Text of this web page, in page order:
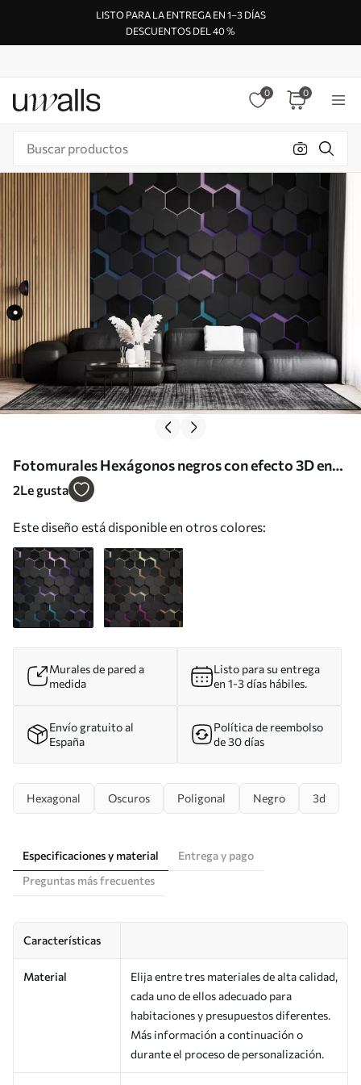
LISTO PARA LA ENTREGA EN 1–3 DÍAS
DESCUENTOS DEL 40 %
0 0
Fotomurales Hexágonos negros con efecto 3D en
colores negro y morado Nr. u79935v2
2Le gusta
Este diseño está disponible en otros colores:
Murales de pared a
medida
Listo para su entrega
en 1-3 días hábiles.
Envío gratuito al
España
Política de reembolso
de 30 días
Hexagonal Oscuros Poligonal Negro 3d
Especificaciones y material
Entrega y pago
Preguntas más frecuentes
Características
Material
Elija entre tres materiales de alta calidad,
cada uno de ellos adecuado para
habitaciones y presupuestos diferentes.
Más información a continuación o
durante el proceso de personalización.